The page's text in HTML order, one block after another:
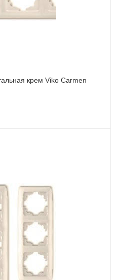
крем Viko Carmen